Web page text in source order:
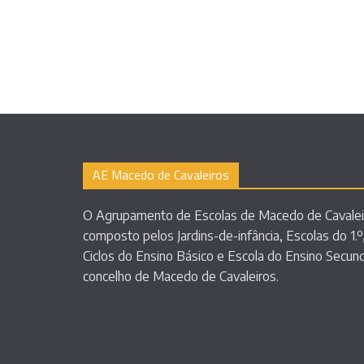
AE Macedo de Cavaleiros
O Agrupamento de Escolas de Macedo de
composto pelos Jardins-de-infância, Escolas do
Ciclos do Ensino Básico e Escola do Ensino
concelho de Macedo de Cavaleiros.